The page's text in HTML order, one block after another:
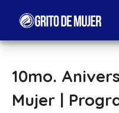
10mo.
Mujer |